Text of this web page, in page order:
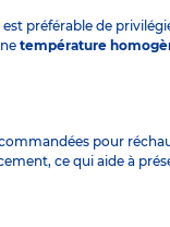
préférable de
température
pour
ce qui aide à